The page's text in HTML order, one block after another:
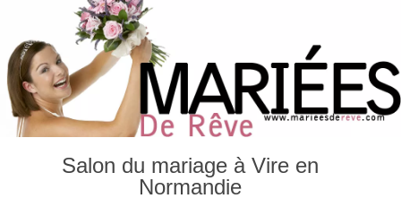
Salon du mariage à Vire en
Normandie